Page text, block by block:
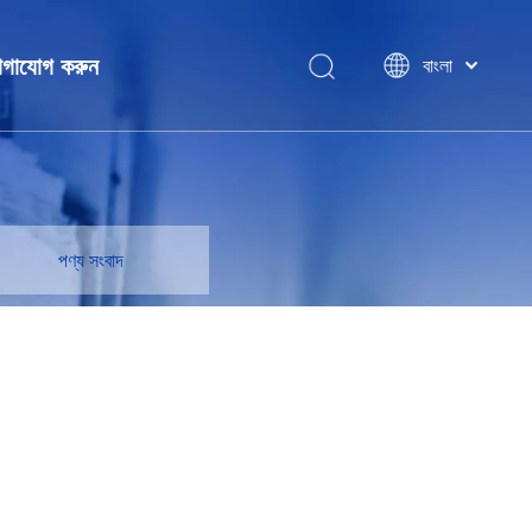
করুন বাংলা
Tiếng Việt
Français
পণ্য সংবাদ